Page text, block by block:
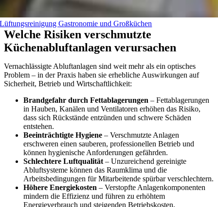
Lüftungsreinigung Gastronomie und Großküchen
Welche Risiken verschmutzte
Küchenabluftanlagen verursachen
Vernachlässigte Abluftanlagen sind weit mehr als ein optisches
Problem – in der Praxis haben sie erhebliche Auswirkungen auf
Sicherheit, Betrieb und Wirtschaftlichkeit:
Brandgefahr durch Fettablagerungen – Fettablagerungen
in Hauben, Kanälen und Ventilatoren erhöhen das Risiko,
dass sich Rückstände entzünden und schwere Schäden
entstehen.
Beeinträchtigte Hygiene – Verschmutzte Anlagen
erschweren einen sauberen, professionellen Betrieb und
können hygienische Anforderungen gefährden.
Schlechtere Luftqualität – Unzureichend gereinigte
Abluftsysteme können das Raumklima und die
Arbeitsbedingungen für Mitarbeitende spürbar verschlechtern.
Höhere Energiekosten – Verstopfte Anlagenkomponenten
mindern die Effizienz und führen zu erhöhtem
Energieverbrauch und steigenden Betriebskosten.